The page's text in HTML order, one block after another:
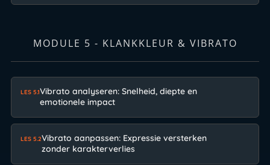
MODULE 5 - KLANKKLEUR & VIBRATO
LES 5.1Vibrato analyseren: Snelheid, diepte en
emotionele impact
LES 5.2Vibrato aanpassen: Expressie versterken
zonder karakterverlies